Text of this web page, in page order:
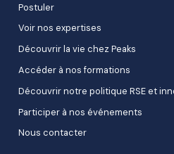
Postuler
Voir nos expertises
Découvrir la vie chez Peaks
Accéder à nos formations
Découvrir notre politique RSE et
Participer à nos événements
Nous contacter